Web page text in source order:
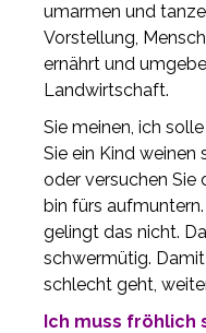
umarmen und
Vorstellung,
ernährt und
Landwirtschaft.
Sie meinen, ich
Sie ein Kind weinen
oder versuchen Sie
bin fürs
gelingt das nicht.
schwermütig.
schlecht geht,
Ich muss fröhlich